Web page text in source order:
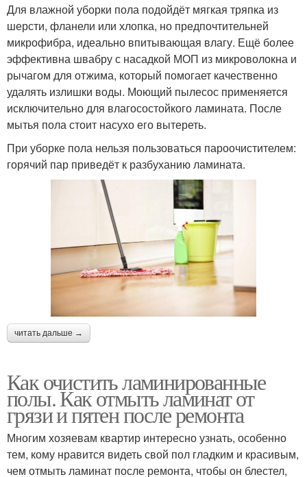
Для влажной уборки пола подойдёт мягкая тряпка из
шерсти, фланели или хлопка, но предпочтительней
микрофибра, идеально впитывающая влагу. Ещё более
эффективна швабру с насадкой МОП из микроволокна и
рычагом для отжима, который помогает качественно
удалять излишки воды. Моющий пылесос применяется
исключительно для влагосостойкого ламината. После
мытья пола стоит насухо его вытереть.
При уборке пола нельзя пользоваться пароочистителем:
горячий пар приведёт к разбуханию ламината.
читать дальше →
Как очистить ламинированные
полы. Как отмыть ламинат от
грязи и пятен после ремонта
Многим хозяевам квартир интересно узнать, особенно
тем, кому нравится видеть свой пол гладким и красивым,
чем отмыть ламинат после ремонта, чтобы он блестел,